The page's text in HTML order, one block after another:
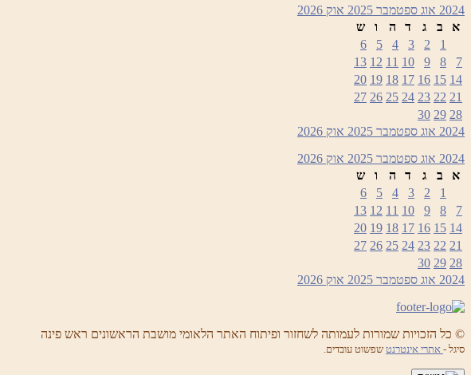
2024 אוג ספטמבר 2025 אוק 2026
א
ב ג ד ה ו
ש
1
2
3
4
5
6
7
8
9
10
11
12
13
14
15
16
17
18
19
20
21
22
23
24
25
26
27
28
29
30
2024 אוג ספטמבר 2025 אוק 2026
2024 אוג ספטמבר 2025 אוק 2026
א
ב ג ד ה ו
ש
1
2
3
4
5
6
7
8
9
10
11
12
13
14
15
16
17
18
19
20
21
22
23
24
25
26
27
28
29
30
2024 אוג ספטמבר 2025 אוק 2026
© כל הזכויות שמורות לעמותה לשחזור ופיתוח האתר הלאומי מושבת הראשונים ראש פינה
סיגל - אתרי אינטרנט שפשוט עובדים.